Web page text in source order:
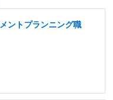
ントプランニング職